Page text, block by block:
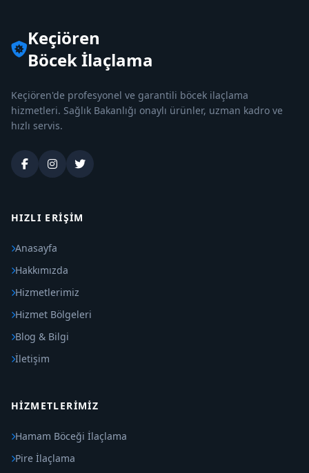
Keçiören
Böcek İlaçlama
Keçiören'de profesyonel ve garantili böcek ilaçlama
hizmetleri. Sağlık Bakanlığı onaylı ürünler, uzman kadro ve
hızlı servis.
HIZLI ERIŞIM
Anasayfa
Hakkımızda
Hizmetlerimiz
Hizmet Bölgeleri
Blog & Bilgi
İletişim
HIZMETLERIMIZ
Hamam Böceği İlaçlama
Pire İlaçlama